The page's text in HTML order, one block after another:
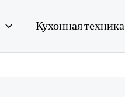
Кухонная техника